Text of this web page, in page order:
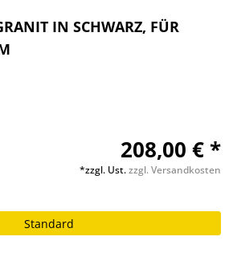
IN SCHWARZ, FÜR
208,00 € *
*zzgl. Ust.zzgl. Versandkosten
Standard